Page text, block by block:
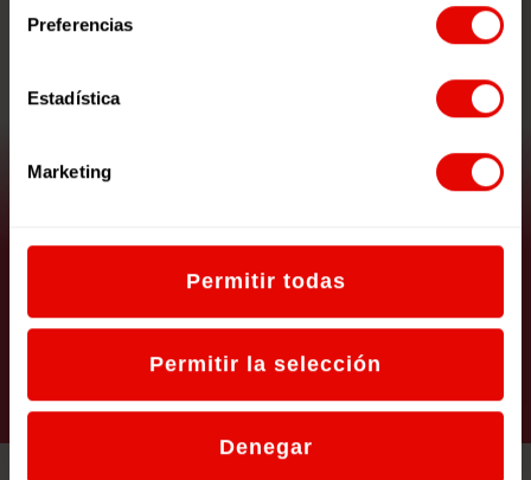
Preferencias
Estadística
Marketing
Permitir todas
Permitir la selección
Denegar
Un Mundo de Cuento: Unidad
VER RECURSO